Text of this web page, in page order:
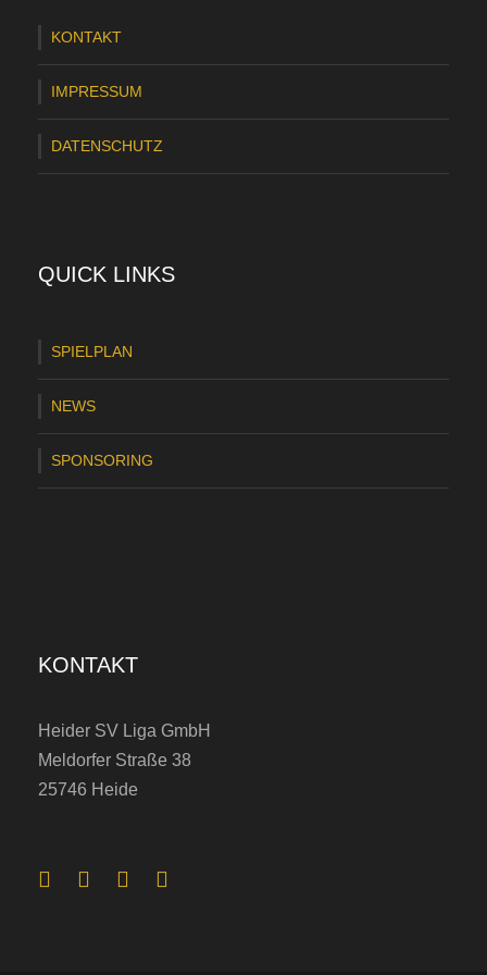
n
n
B
s
u
e
r
e
C
u
KONTAKT
IMPRESSUM
DATENSCHUTZ
QUICK LINKS
SPIELPLAN
NEWS
SPONSORING
KONTAKT
Heider SV Liga GmbH
Meldorfer Straße 38
25746 Heide